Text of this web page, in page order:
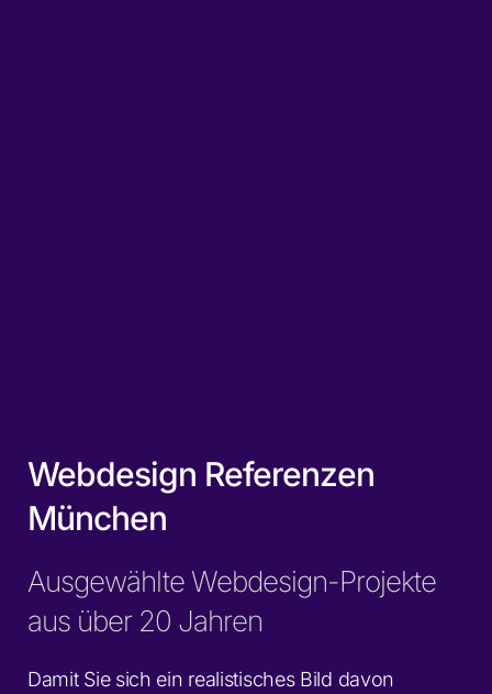
Webdesign Referenzen
München
Ausgewählte Webdesign-Projekte
aus über 20 Jahren
Damit Sie sich ein realistisches Bild davon